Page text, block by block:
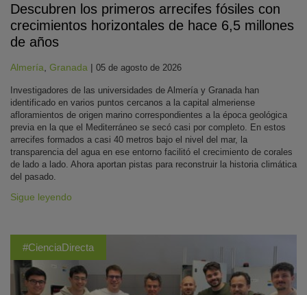
Descubren los primeros arrecifes fósiles con
crecimientos horizontales de hace 6,5 millones
de años
Almería Granada | 05 de agosto de 2026
Investigadores de las universidades de Almería y Granada han
identificado en varios puntos cercanos a la capital almeriense
afloramientos de origen marino correspondientes a la época geológica
previa en la que el Mediterráneo se secó casi por completo. En estos
arrecifes formados a casi 40 metros bajo el nivel del mar, la
transparencia del agua en ese entorno facilitó el crecimiento de corales
de lado a lado. Ahora aportan pistas para reconstruir la historia climática
del pasado.
Sigue leyendo
#CienciaDirecta